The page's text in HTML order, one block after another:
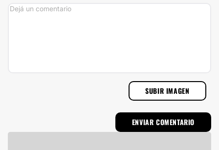
SUBIR IMAGEN